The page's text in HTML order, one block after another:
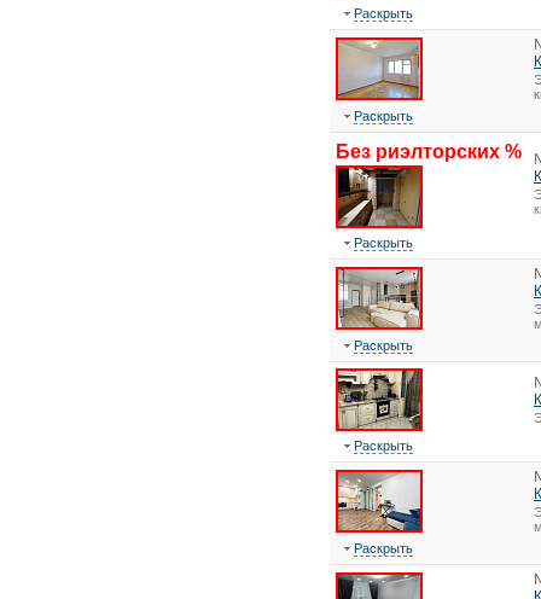
Раскрыть
Раскрыть
Без риэлторских %
Раскрыть
Раскрыть
Раскрыть
Раскрыть